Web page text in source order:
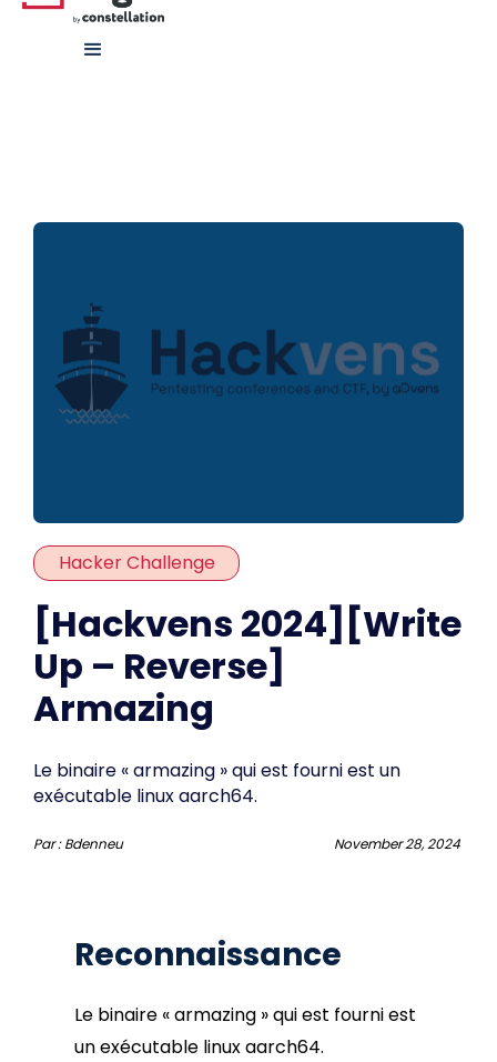
Hacker Challenge
[Hackvens 2024][Write
Up – Reverse]
Armazing
Le binaire « armazing » qui est fourni est un
exécutable linux aarch64.
Par : Bdenneu November 28, 2024
Reconnaissance
Le binaire « armazing » qui est fourni est
un exécutable linux aarch64.